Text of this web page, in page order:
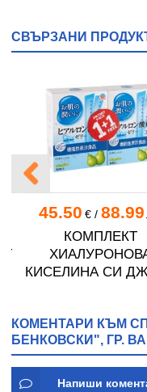
СВЪРЗАНИ
45.50 €/ 88.99
КОМПЛЕКТ
КИСЕЛИНА СИ
КОМЕНТАРИ КЪМ
БЕНКОВСКИ", ГР.
Напиши